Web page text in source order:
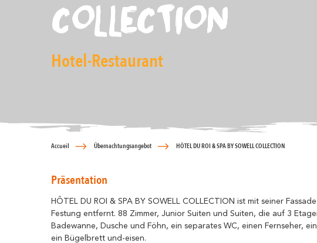
COLLECTION
Hotel-Restaurant
Accueil Übernachtungsangebot HÔTEL DU ROI & SPA BY SOWELL COLLECTION
Präsentation
HÔTEL DU ROI & SPA BY SOWELL COLLECTION ist mit seiner
Festung entfernt. 88 Zimmer, Junior Suiten und Suiten, die auf 3
Badewanne, Dusche und Föhn, ein separates WC, einen Fernseher,
ein Bügelbrett und-eisen.